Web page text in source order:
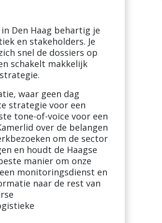
Den Haag behartig je
en stakeholders. Je
snel de dossiers op
schakelt makkelijk
waar geen dag
strategie voor een
tone-of-voice voor een
over de belangen
om de sector
en houdt de Haagse
manier om onze
monitoringsdienst en
naar de rest van